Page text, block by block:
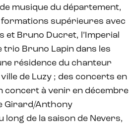
musique du département,
supérieures avec
et Bruno Ducret, l’Imperial
trio Bruno Lapin dans les
résidence du chanteur
de Luzy ; des concerts en
concert à venir en décembre
Girard/Anthony
long de la saison de Nevers,